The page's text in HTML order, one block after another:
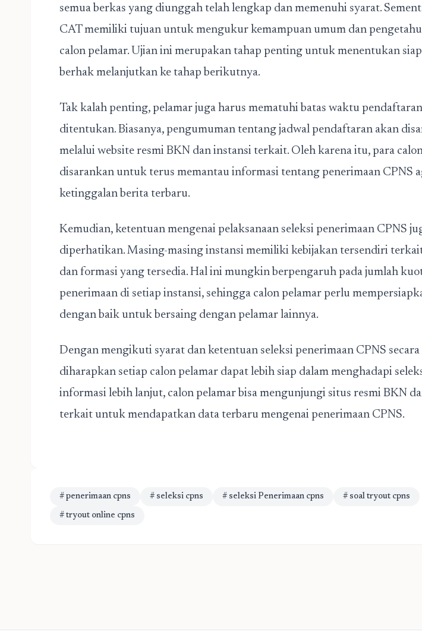
semua berkas yang diunggah telah lengkap dan memenuhi syarat.
CAT memiliki tujuan untuk mengukur kemampuan umum dan
calon pelamar. Ujian ini merupakan tahap penting untuk menentukan
berhak melanjutkan ke tahap berikutnya.
Tak kalah penting, pelamar juga harus mematuhi batas waktu
ditentukan. Biasanya, pengumuman tentang jadwal pendaftaran akan
melalui website resmi BKN dan instansi terkait. Oleh karena itu, para
disarankan untuk terus memantau informasi tentang penerimaan CPNS
ketinggalan berita terbaru.
Kemudian, ketentuan mengenai pelaksanaan seleksi penerimaan CPNS
diperhatikan. Masing-masing instansi memiliki kebijakan tersendiri
dan formasi yang tersedia. Hal ini mungkin berpengaruh pada jumlah
penerimaan di setiap instansi, sehingga calon pelamar perlu
dengan baik untuk bersaing dengan pelamar lainnya.
Dengan mengikuti syarat dan ketentuan seleksi penerimaan CPNS
diharapkan setiap calon pelamar dapat lebih siap dalam menghadapi
informasi lebih lanjut, calon pelamar bisa mengunjungi situs resmi BKN
terkait untuk mendapatkan data terbaru mengenai penerimaan CPNS.
# penerimaan cpns # seleksi cpns # seleksi Penerimaan cpns # soal tryout cpns
# tryout online cpns